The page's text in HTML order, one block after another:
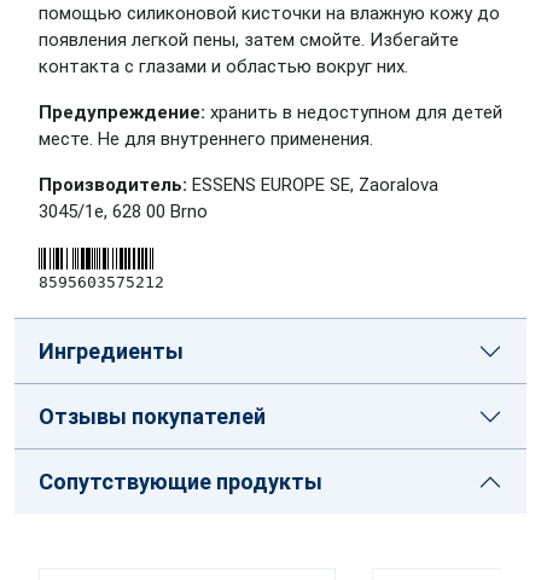
помощью силиконовой кисточки на влажную кожу до
появления легкой пены, затем смойте. Избегайте
контакта с глазами и областью вокруг них.
Предупреждение: хранить в недоступном для детей
месте. Не для внутреннего применения.
Производитель: ESSENS EUROPE SE, Zaoralova
3045/1e, 628 00 Brno
8595603575212
Ингредиенты
Отзывы покупателей
Сопутствующие продукты